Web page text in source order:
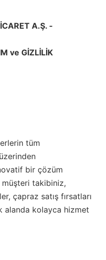
A.Ş. -
ve GİZLİLİK
tüm
bir çözüm
müşteri takibiniz,
çapraz satış fırsatları
kolayca hizmet